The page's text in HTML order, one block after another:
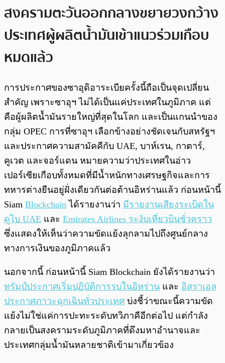
สงครามตะวันออกกลางขยายวงกว้าง
ประเทศผู้ผลิตน้ำมันเข้าแนวร่วมเกือบ
หมดแล้ว
การประกาศของซาอุดิอาระเบียครั้งนี้ถือเป็นจุดเปลี่ยน
สำคัญ เพราะซาอุฯ ไม่ได้เป็นแค่ประเทศในภูมิภาค แต่
คือผู้ผลิตน้ำมันรายใหญ่ที่สุดในโลก และเป็นแกนนำของ
กลุ่ม OPEC การที่ซาอุฯ เลือกข้างอย่างชัดเจนกับสหรัฐฯ
และประกาศความสามัคคีกับ UAE, บาห์เรน, กาตาร์,
คูเวต และจอร์แดน หมายความว่าประเทศในอ่าว
เปอร์เซียเกือบทั้งหมดที่มีน้ำหนักทางเศรษฐกิจและการ
ทหารต่างยืนอยู่ฝั่งเดียวกันต่อต้านอิหร่านแล้ว ก่อนหน้านี้
Siam Blockchain ได้รายงานว่า มีรายงานเสียงระเบิดใน
ดูไบ UAE และ Emirates Airlines ระงับเที่ยวบินชั่วคราว
ซึ่งแสดงให้เห็นว่าความขัดแย้งลุกลามไปถึงศูนย์กลาง
ทางการเงินของภูมิภาคแล้ว
นอกจากนี้ ก่อนหน้านี้ Siam Blockchain ยังได้รายงานว่า
ทรัมป์ประกาศเริ่มปฏิบัติการรบในอิหร่าน และ อิสราเอล
ประกาศภาวะฉุกเฉินทั่วประเทศ บ่งชี้ว่าขณะนี้ความขัด
แย้งไม่ใช่แค่การปะทะระดับทวิภาคีอีกต่อไป แต่กำลัง
กลายเป็นสงครามระดับภูมิภาคที่ดึงมหาอำนาจและ
ประเทศกลุ่มน้ำมันหลายชาติเข้ามาเกี่ยวข้อง